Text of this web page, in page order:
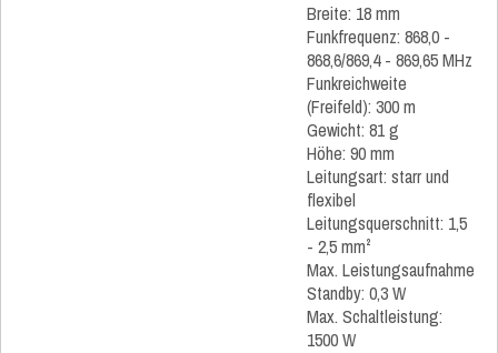
Breite: 18 mm
Funkfrequenz: 868,0 -
868,6/869,4 - 869,65 MHz
Funkreichweite
(Freifeld): 300 m
Gewicht: 81 g
Höhe: 90 mm
Leitungsart: starr und
flexibel
Leitungsquerschnitt: 1,5
- 2,5 mm²
Max. Leistungsaufnahme
Standby: 0,3 W
Max. Schaltleistung:
1500 W